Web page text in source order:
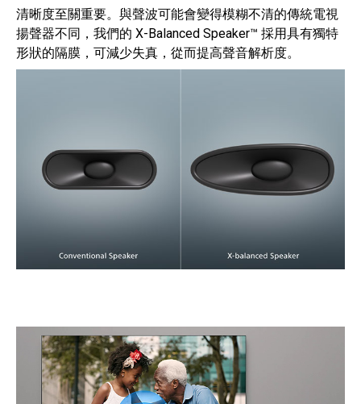
清晰度至關重要。與聲波可能會變得模糊不清的傳統電視
揚聲器不同，我們的 X-Balanced Speaker™ 採用具有獨特
形狀的隔膜，可減少失真，從而提高聲音解析度。